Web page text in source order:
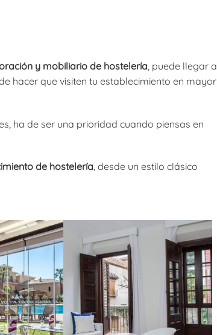
y mobiliario de hostelería , puede llegar a
hacer que visiten tu establecimiento en mayor
ha de ser una prioridad cuando piensas en
de hostelería, desde un estilo clásico